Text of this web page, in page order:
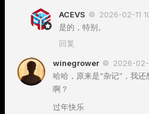
ACEVS
2026-02-11
是的，特别。
回复
winegrower
2026-02-
哈哈，原来是“杂记”，我
啊？
过年快乐